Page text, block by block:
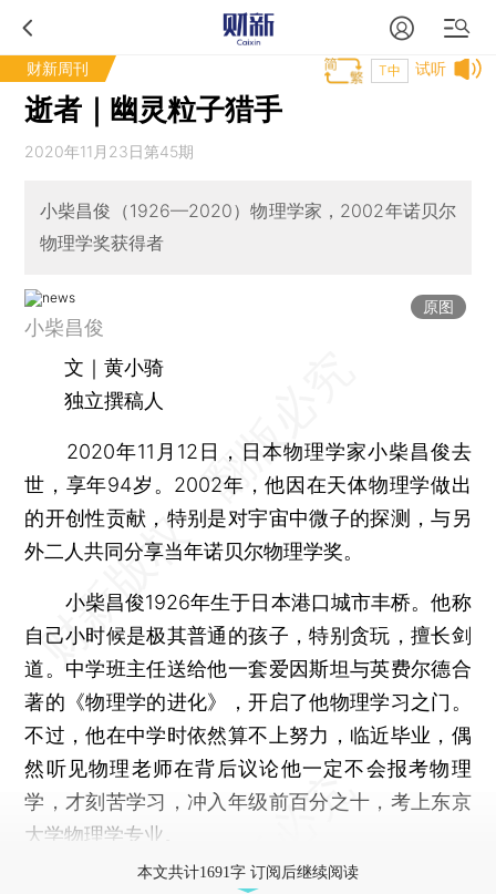
财新周刊 试听
T中
逝者｜幽灵粒子猎手
2020年11月23日第45期
小柴昌俊（1926—2020）物理学家，2002年诺贝尔
物理学奖获得者
原图
小柴昌俊
文｜黄小骑
独立撰稿人
2020年11月12日，日本物理学家小柴昌俊去
世，享年94岁。2002年，他因在天体物理学做出
的开创性贡献，特别是对宇宙中微子的探测，与另
外二人共同分享当年诺贝尔物理学奖。
小柴昌俊1926年生于日本港口城市丰桥。他称
自己小时候是极其普通的孩子，特别贪玩，擅长剑
道。中学班主任送给他一套爱因斯坦与英费尔德合
著的《物理学的进化》，开启了他物理学习之门。
不过，他在中学时依然算不上努力，临近毕业，偶
然听见物理老师在背后议论他一定不会报考物理
学，才刻苦学习，冲入年级前百分之十，考上东京
大学物理学专业。
本文共计1691字 订阅后继续阅读